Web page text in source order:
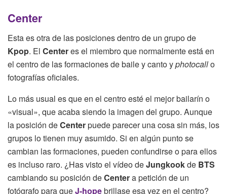
Center
Esta es otra de las posiciones dentro de un grupo de
Kpop. El Centeres el miembro que normalmente está en
el centro de las formaciones de baile y canto yphotocallo
fotografías oficiales.
Lo más usual es que en el centro esté el mejor bailarín o
«visual», que acaba siendo la imagen del grupo. Aunque
la posición deCenterpuede parecer una cosa sin más, los
grupos lo tienen muy asumido. Si en algún punto se
cambian las formaciones, pueden confundirse o para ellos
es incluso raro. ¿Has visto el vídeo deJungkookde BTS
cambiando su posición deCentera petición de un
fotógrafo para queJ-hopebrillase esa vez en el centro?